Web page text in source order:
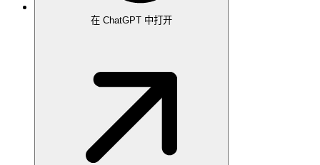
在 ChatGPT 中打开